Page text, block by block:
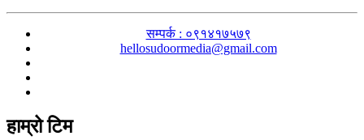
सम्पर्क : ०९१४१७५७९
hellosudoormedia@gmail.com
हाम्रो टिम